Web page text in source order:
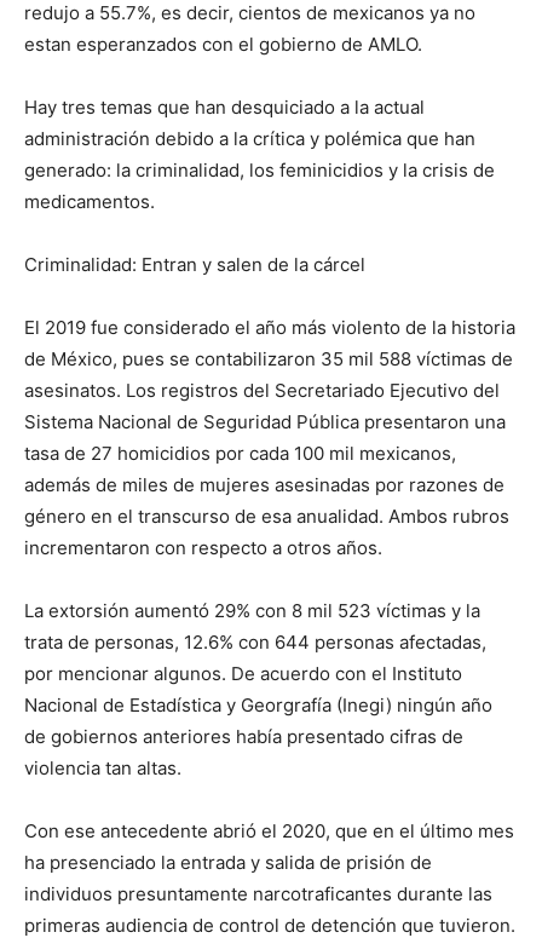
redujo a 55.7%, es decir, cientos de mexicanos ya no
estan esperanzados con el gobierno de AMLO.
Hay tres temas que han desquiciado a la actual
administración debido a la crítica y polémica que han
generado: la criminalidad, los feminicidios y la crisis de
medicamentos.
Criminalidad: Entran y salen de la cárcel
El 2019 fue considerado el año más violento de la historia
de México, pues se contabilizaron 35 mil 588 víctimas de
asesinatos. Los registros del Secretariado Ejecutivo del
Sistema Nacional de Seguridad Pública presentaron una
tasa de 27 homicidios por cada 100 mil mexicanos,
además de miles de mujeres asesinadas por razones de
género en el transcurso de esa anualidad. Ambos rubros
incrementaron con respecto a otros años.
La extorsión aumentó 29% con 8 mil 523 víctimas y la
trata de personas, 12.6% con 644 personas afectadas,
por mencionar algunos. De acuerdo con el Instituto
Nacional de Estadística y Georgrafía (Inegi) ningún año
de gobiernos anteriores había presentado cifras de
violencia tan altas.
Con ese antecedente abrió el 2020, que en el último mes
ha presenciado la entrada y salida de prisión de
individuos presuntamente narcotraficantes durante las
primeras audiencia de control de detención que tuvieron.